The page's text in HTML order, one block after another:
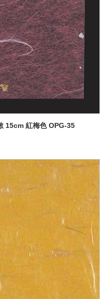
15cm 紅梅色 OPG-35